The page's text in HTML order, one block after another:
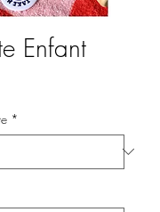
Enfant
*